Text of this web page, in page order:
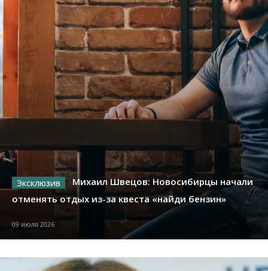
Михаил Швецов: Новосибирцы начали
отменять отдых из-за квеста «найди бензин»
09 июля 2026